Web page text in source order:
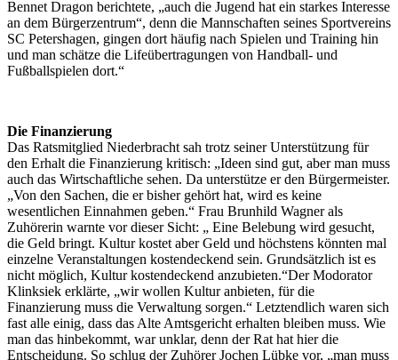
Bennet Dragon berichtete, „auch die Jugend hat ein starkes Interesse
an dem Bürgerzentrum“, denn die Mannschaften seines Sportvereins
SC Petershagen, gingen dort häufig nach Spielen und Training hin
und man schätze die Lifeübertragungen von Handball- und
Fußballspielen dort.“
Die Finanzierung
Das Ratsmitglied Niederbracht sah trotz seiner Unterstützung für
den Erhalt die Finanzierung kritisch: „Ideen sind gut, aber man muss
auch das Wirtschaftliche sehen. Da unterstütze er den Bürgermeister.
„Von den Sachen, die er bisher gehört hat, wird es keine
wesentlichen Einnahmen geben.“ Frau Brunhild Wagner als
Zuhörerin warnte vor dieser Sicht: „ Eine Belebung wird gesucht,
die Geld bringt. Kultur kostet aber Geld und höchstens könnten mal
einzelne Veranstaltungen kostendeckend sein. Grundsätzlich ist es
nicht möglich, Kultur kostendeckend anzubieten.“Der Modorator
Klinksiek erklärte, „wir wollen Kultur anbieten, für die
Finanzierung muss die Verwaltung sorgen.“ Letztendlich waren sich
fast alle einig, dass das Alte Amtsgericht erhalten bleiben muss. Wie
man das hinbekommt, war unklar, denn der Rat hat hier die
Entscheidung. So schlug der Zuhörer Jochen Lübke vor, „man muss